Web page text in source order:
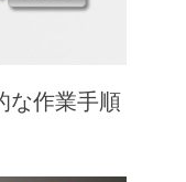
な作業手順